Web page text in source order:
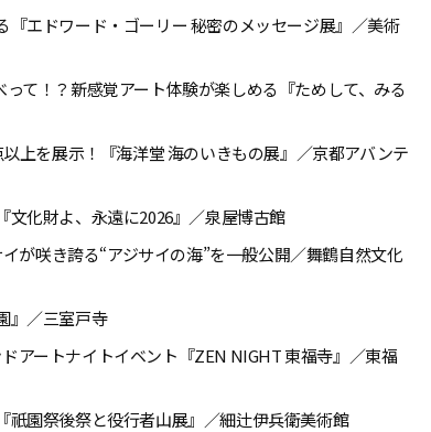
『エドワード・ゴーリー 秘密のメッセージ展』／美術
って！？新感覚アート体験が楽しめる『ためして、みる
上を展示！『海洋堂 海のいきもの展』／京都アバンテ
文化財よ、永遠に2026』／泉屋博古館
が咲き誇る“アジサイの海”を一般公開／舞鶴自然文化
』／三室戸寺
アートナイトイベント『ZEN NIGHT 東福寺』／東福
祇園祭後祭と役行者山展』／細辻伊兵衛美術館